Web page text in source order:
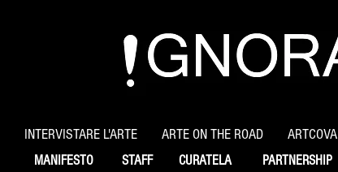
INTERVISTARE L'ARTE ARTE ON THE ROAD ARTCOVA
MANIFESTO STAFF CURATELA PARTNERSHIP